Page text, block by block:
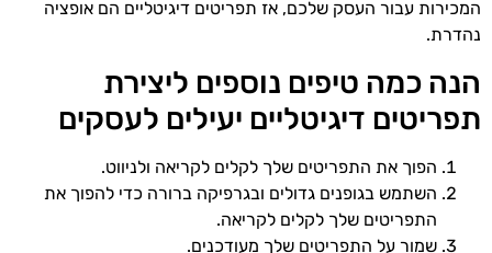
המכירות עבור העסק שלכם, אז תפריטים דיגיטליים הם אופציה
נהדרת.
הנה כמה טיפים נוספים ליצירת
תפריטים דיגיטליים יעילים לעסקים
הפוך את התפריטים שלך לקלים לקריאה ולניווט.
השתמש בגופנים גדולים ובגרפיקה ברורה כדי להפוך את
התפריטים שלך לקלים לקריאה.
שמור על התפריטים שלך מעודכנים.